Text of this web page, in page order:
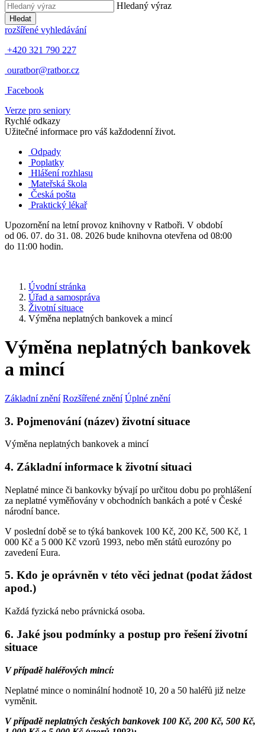
Hledaný výraz
Hledat
rozšířené vyhledávání
+420 321 790 227
ouratbor@ratbor.cz
Facebook
Verze pro seniory
Rychlé odkazy
Užitečné informace pro váš každodenní život.
Odpady
Poplatky
Hlášení rozhlasu
Mateřská škola
Česká pošta
Praktický lékař
Upozornění na letní provoz knihovny v Ratboři. V období
od 06. 07. do 31. 08. 2026 bude knihovna otevřena od 08:00
do 11:00 hodin.
Úvodní stránka
Úřad a samospráva
Životní situace
Výměna neplatných bankovek a mincí
Výměna neplatných bankovek
a mincí
Základní znění Rozšířené znění Úplné znění
3. Pojmenování (název) životní situace
Výměna neplatných bankovek a mincí
4. Základní informace k životní situaci
Neplatné mince či bankovky bývají po určitou dobu po prohlášení
za neplatné vyměňovány v obchodních bankách a poté v České
národní bance.
V poslední době se to týká bankovek 100 Kč, 200 Kč, 500 Kč, 1
000 Kč a 5 000 Kč vzorů 1993, nebo měn států eurozóny po
zavedení Eura.
5. Kdo je oprávněn v této věci jednat (podat žádost
apod.)
Každá fyzická nebo právnická osoba.
6. Jaké jsou podmínky a postup pro řešení životní
situace
V případě haléřových mincí:
Neplatné mince o nominální hodnotě 10, 20 a 50 haléřů již nelze
vyměnit.
V případě neplatných českých bankovek 100 Kč, 200 Kč, 500 Kč,